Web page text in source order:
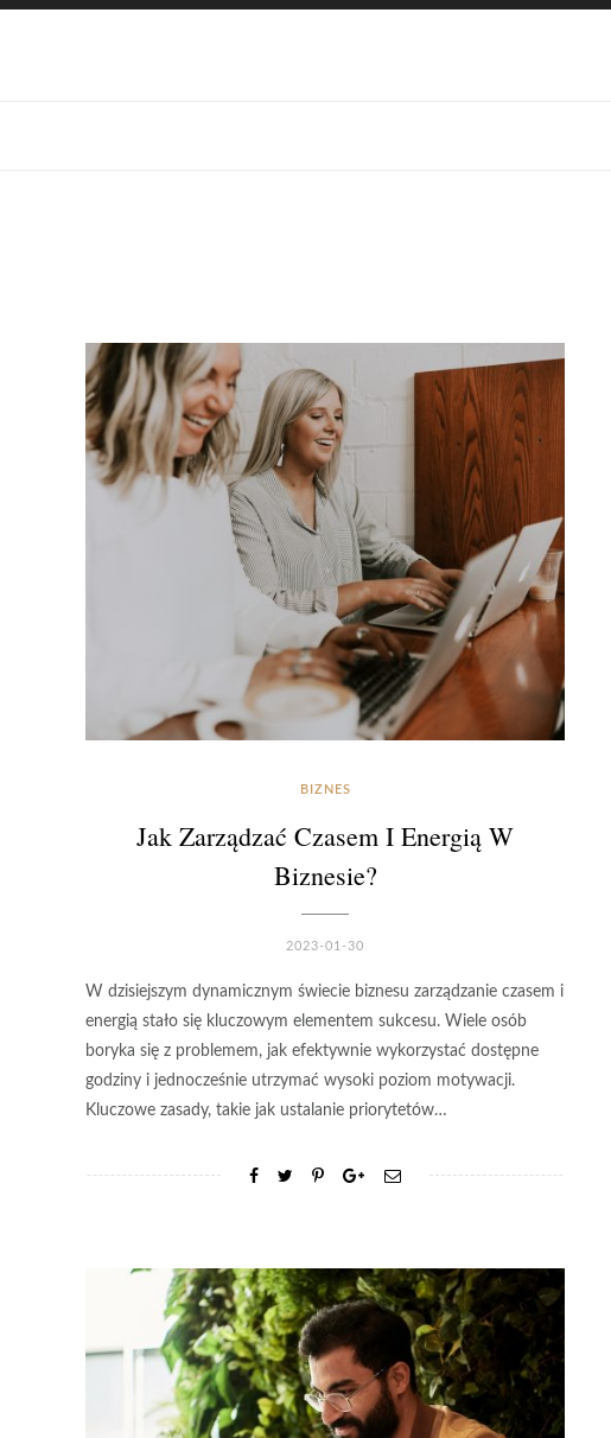
BIZNES
Jak Zarządzać Czasem I Energią W
Biznesie?
2023-01-30
W dzisiejszym dynamicznym świecie biznesu zarządzanie czasem i
energią stało się kluczowym elementem sukcesu. Wiele osób
boryka się z problemem, jak efektywnie wykorzystać dostępne
godziny i jednocześnie utrzymać wysoki poziom motywacji.
Kluczowe zasady, takie jak ustalanie priorytetów…